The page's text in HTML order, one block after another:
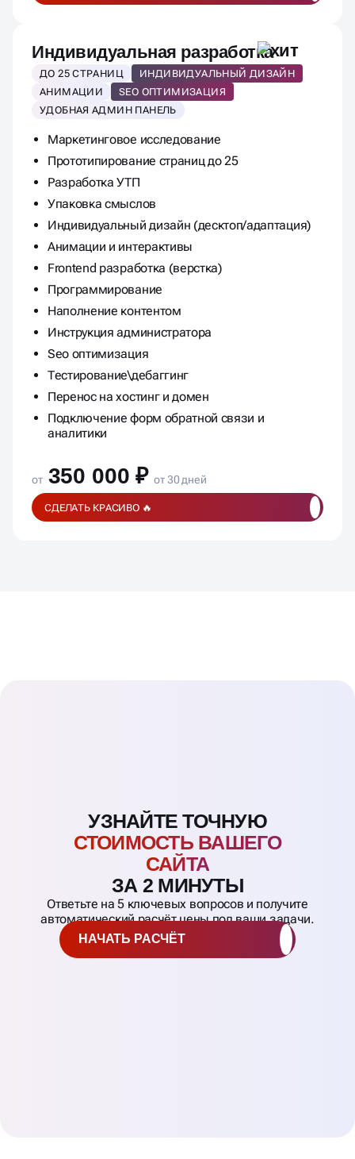
Индивидуальная разработка
ДО 25 СТРАНИЦ
ИНДИВИДУАЛЬНЫЙ ДИЗАЙН
АНИМАЦИИ
SEO ОПТИМИЗАЦИЯ
УДОБНАЯ АДМИН ПАНЕЛЬ
Маркетинговое исследование
Прототипирование страниц до 25
Разработка УТП
Упаковка смыслов
Индивидуальный дизайн (десктоп/адаптация)
Анимации и интерактивы
Frontend разработка (верстка)
Программирование
Наполнение контентом
Инструкция администратора
Seo оптимизация
Тестирование\дебаггинг
Перенос на хостинг и домен
Подключение форм обратной связи и
аналитики
от 350 000 ₽ от 30 дней
СДЕЛАТЬ КРАСИВО 🔥
УЗНАЙТЕ ТОЧНУЮ
СТОИМОСТЬ ВАШЕГО
САЙТА
ЗА 2 МИНУТЫ
Ответьте на 5 ключевых вопросов и получите
автоматический расчёт цены под ваши задачи.
НАЧАТЬ РАСЧЁТ